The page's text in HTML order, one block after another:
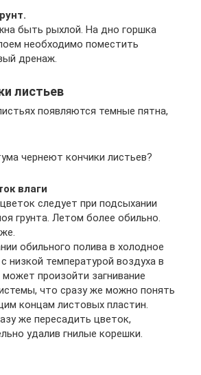
быть рыхлой. На дно горшка
необходимо поместить
дренаж.
листьев
появляются темные пятна,
чернеют кончики листьев?
влаги
следует при подсыхании
грунта. Летом более обильно.
обильного полива в холодное
низкой температурой воздуха в
произойти загнивание
что сразу же можно понять
концам листовых пластин.
же пересадить цветок,
удалив гнилые корешки.